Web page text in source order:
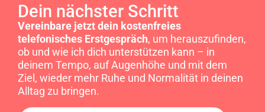
Dein nächster Schritt
Vereinbare jetzt dein kostenfreies
telefonisches Erstgespräch, um herauszufinden,
ob und wie ich dich unterstützen kann – in
deinem Tempo, auf Augenhöhe und mit dem
Ziel, wieder mehr Ruhe und Normalität in deinen
Alltag zu bringen.